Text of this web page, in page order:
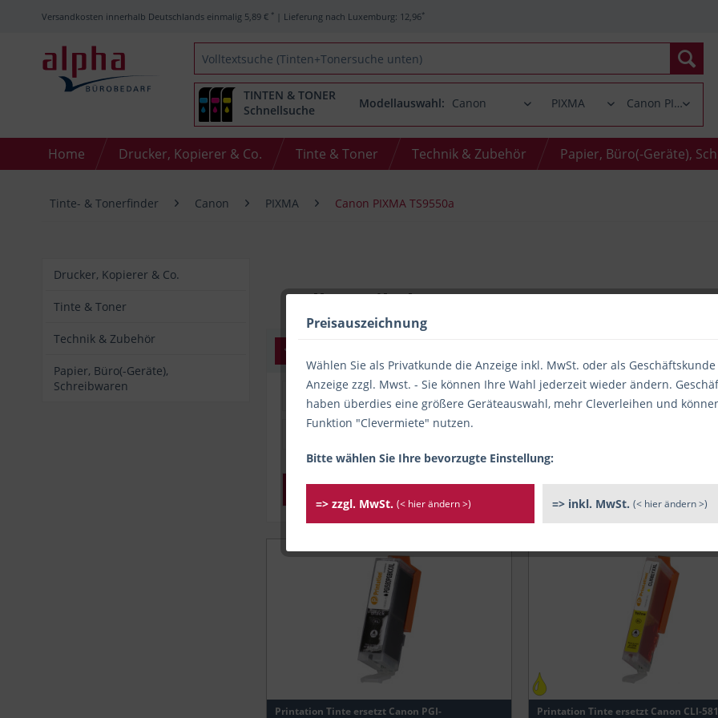
Versandkosten innerhalb Deutschlands einmalig 5,89 € * | Lieferung nach Luxemburg: 12,96*
TINTEN & TONER
Schnellsuche
Modellauswahl:
Home Drucker, Kopierer & Co. Tinte & Toner Technik & Zubehör Papier, Büro(-Geräte),
Tinte- & Tonerfinder Canon PIXMA Canon PIXMA TS9550a
Drucker, Kopierer & Co.
Tinte & Toner
Technik & Zubehör
Papier, Büro(-Geräte),
Schreibwaren
Alle Artikel zu Canon PIXMA TS9550a
Sofort lieferbar Hersteller
Weitere Filter
Originale / Alternativen
Printation
Art des Verbrauchsmaterials
Canon PIXMA TR7550
Canon PIXMA TR7650
Canon PIXMA TR8550
Canon PIXMA TS6140
519
Printation Tinte ersetzt Canon PGI-
Printation Tinte ersetzt Canon CLI-
Preisauszeichnung
Wählen Sie als Privatkunde die Anzeige inkl. MwSt. oder als
Anzeige zzgl. Mwst. - Sie können Ihre Wahl jederzeit wieder ändern.
haben überdies eine größere Geräteauswahl, mehr Cleverleihen und
Funktion "Clevermiete" nutzen.
Bitte wählen Sie Ihre bevorzugte Einstellung:
=> zzgl. MwSt. (< hier ändern >) => inkl. MwSt. (< hier ändern >)